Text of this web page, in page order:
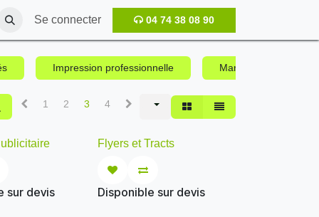
Se connecter 04 74 38 08 90
Impression professionnelle Marketing digital
1 2 3 4
sur devis
Flyers et Tracts
Disponible sur devis